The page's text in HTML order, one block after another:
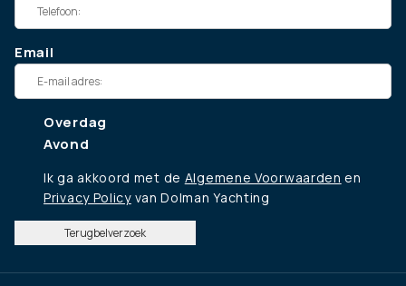
Email
Overdag
Avond
Ik ga akkoord met de Algemene Voorwaarden en
Privacy Policyvan Dolman Yachting
Terugbelverzoek